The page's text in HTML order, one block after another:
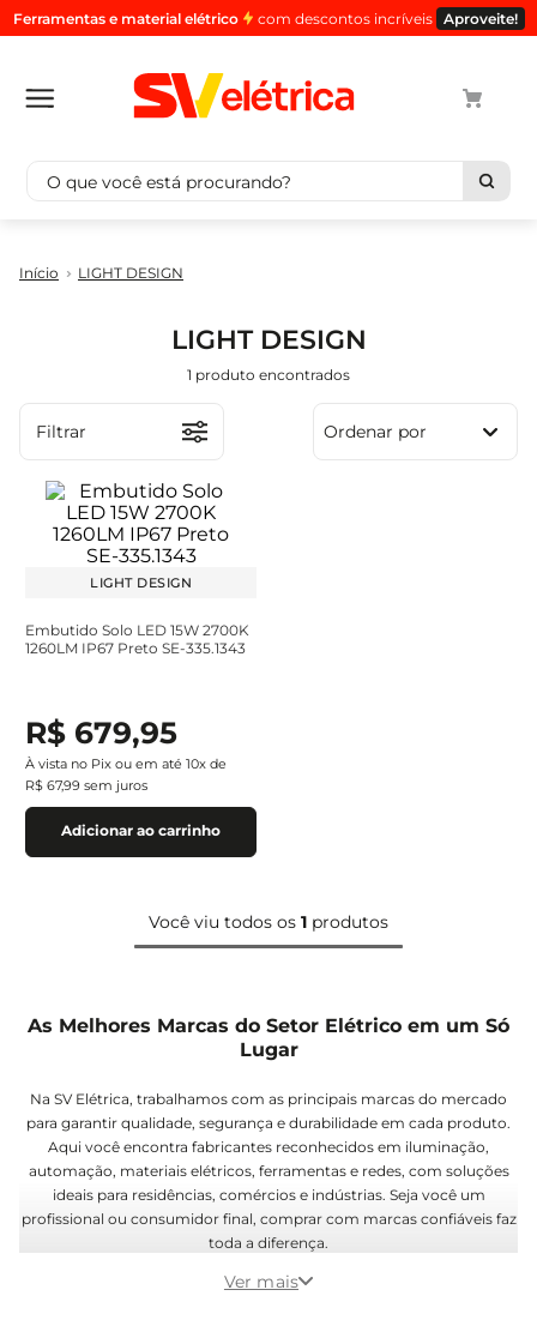
Ferramentas e material elétrico com descontos incríveis Aproveite!
O que você está procurando?
LIGHT DESIGN
LIGHT DESIGN
1 produto
Ordenar por
Filtrar
LIGHT DESIGN
Embutido Solo LED 15W 2700K
1260LM IP67 Preto SE-335.1343
R$ 679,95
À vista no Pix ou em até 10x de
R$ 67,99 sem juros
Adicionar ao carrinho
Você viu todos os 1 produtos
As Melhores Marcas do Setor Elétrico em um Só
Lugar
Na SV Elétrica, trabalhamos com as principais marcas do mercado
para garantir qualidade, segurança e durabilidade em cada produto.
Aqui você encontra fabricantes reconhecidos em iluminação,
automação, materiais elétricos, ferramentas e redes, com soluções
ideais para residências, comércios e indústrias. Seja você um
profissional ou consumidor final, comprar com marcas confiáveis faz
toda a diferença.
Ver mais
1 º
cabo
5º